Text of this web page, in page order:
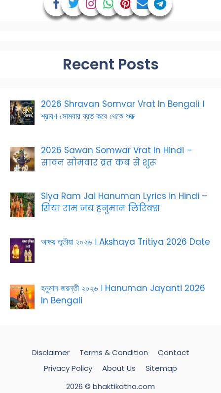
Recent Posts
2026 Shravan Somvar Vrat In Bengali ।
শ্রাবণ সোমবার ব্রত কবে থেকে শুরু
2026 Sawan Somwar Vrat In Hindi –
सावन सोमवार व्रत कब से शुरू
Siya Ram Jai Hanuman Lyrics in Hindi –
सिया राम जय हनुमान लिरिक्स
অক্ষয় তৃতীয়া ২০২৬ । Akshaya Tritiya 2026 Date
হনুমান জয়ন্তী ২০২৬ । Hanuman Jayanti 2026
In Bengali
Disclaimer Terms & Condition
Contact
Privacy Policy
About Us
Sitemap
2026 © bhaktikatha.com